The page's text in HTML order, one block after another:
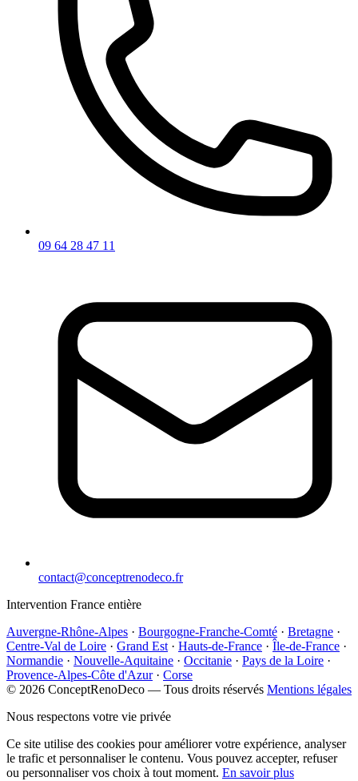
09 64 28 47 11
contact@conceptrenodeco.fr
Intervention France entière
Auvergne-Rhône-Alpes · Bourgogne-Franche-Comté · Bretagne ·
Centre-Val de Loire · Grand Est · Hauts-de-France · Île-de-France ·
Normandie · Nouvelle-Aquitaine · Occitanie · Pays de la Loire ·
Provence-Alpes-Côte d'Azur · Corse
© 2026 ConceptRenoDeco — Tous droits réservés Mentions légales
Nous respectons votre vie privée
Ce site utilise des cookies pour améliorer votre expérience, analyser
le trafic et personnaliser le contenu. Vous pouvez accepter, refuser
ou personnaliser vos choix à tout moment. En savoir plus